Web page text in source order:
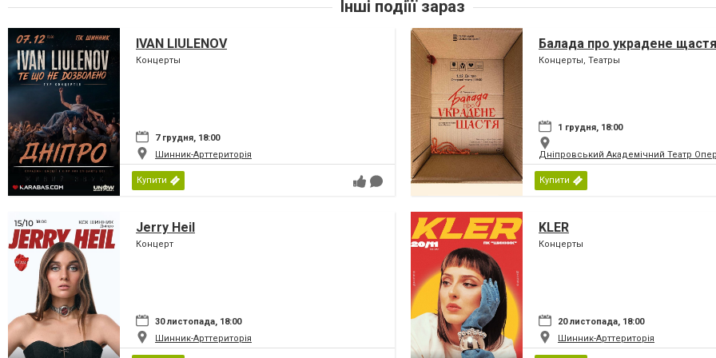
Інші подіїї зараз
IVAN LIULENOV
Концерты
7 грудня, 18:00
Шинник-Арттериторія
Купити
Балада про украдене щастя
Концерты, Театры
1 грудня, 18:00
Дніпровський Академічний Театр
Купити
Jerry Heil
Концерт
30 листопада, 18:00
Шинник-Арттериторія
KLER
Концерты
20 листопада, 18:00
Шинник-Арттериторія